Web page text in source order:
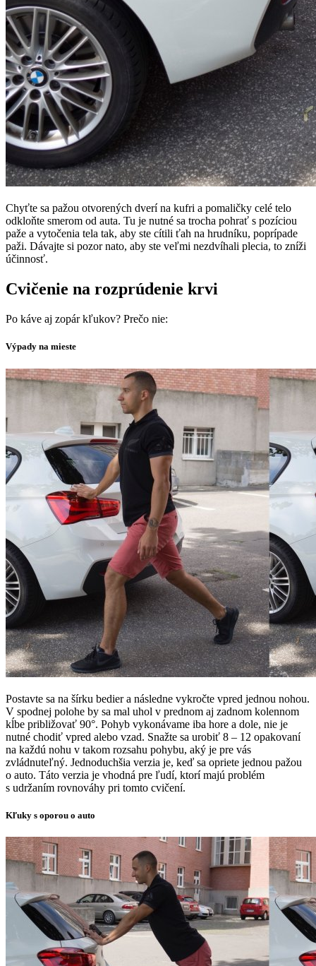
Chyťte sa pažou otvorených dverí na kufri a pomaličky celé telo
odkloňte smerom od auta. Tu je nutné sa trocha pohrať s pozíciou
paže a vytočenia tela tak, aby ste cítili ťah na hrudníku, poprípade
paži. Dávajte si pozor nato, aby ste veľmi nezdvíhali plecia, to zníži
účinnosť.
Cvičenie na rozprúdenie krvi
Po káve aj zopár kľukov? Prečo nie:
Výpady na mieste
Postavte sa na šírku bedier a následne vykročte vpred jednou nohou.
V spodnej polohe by sa mal uhol v prednom aj zadnom kolennom
kĺbe približovať 90°. Pohyb vykonávame iba hore a dole, nie je
nutné chodiť vpred alebo vzad. Snažte sa urobiť 8 – 12 opakovaní
na každú nohu v takom rozsahu pohybu, aký je pre vás
zvládnuteľný. Jednoduchšia verzia je, keď sa opriete jednou pažou
o auto. Táto verzia je vhodná pre ľudí, ktorí majú problém
s udržaním rovnováhy pri tomto cvičení.
Kľuky s oporou o auto